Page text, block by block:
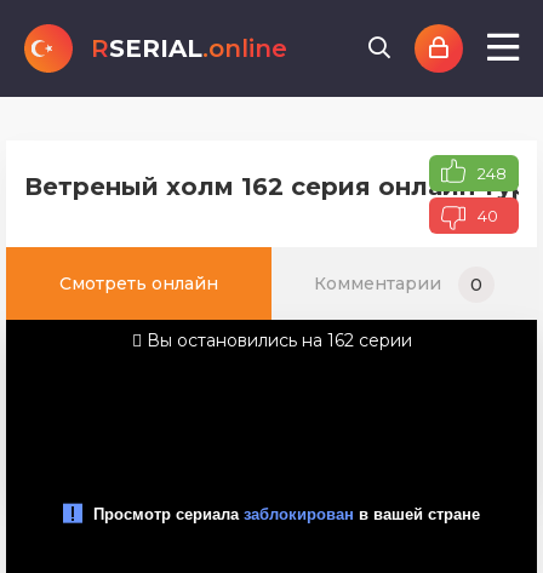
RSERIAL.online
Ветреный холм 162 серия онлайн 248
40
Смотреть онлайн Комментарии 0
Вы остановились на 162 серии